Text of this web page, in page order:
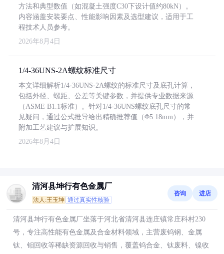
方法和典型数值（如混凝土强度C30下设计值约80kN）。
内容涵盖安装要点、性能影响因素及选型建议，适用于工
程技术人员参考。
2026年8月4日
1/4-36UNS-2A螺纹标准尺寸
本文详细解析1/4-36UNS-2A螺纹的标准尺寸及底孔计算，
包括外径、螺距、公差等关键参数，并提供专业数据来源
（ASME B1.1标准）。针对1/4-36UNS螺纹底孔尺寸的常
见疑问，通过公式推导给出精确推荐值（Φ5.18mm），并
附加工艺建议与扩展知识。
2026年8月4日
清河县坤行有色金属厂
法人:王玉坤 通过真实性核验
咨询 进店
清河县坤行有色金属厂坐落于河北省清河县连庄镇常庄科村230
号，专注高性能有色金属及合金材料领域，主营废钨钢、金属
钛、钼回收等稀缺资源回收与销售，覆盖钨合金、钛废料、镍收